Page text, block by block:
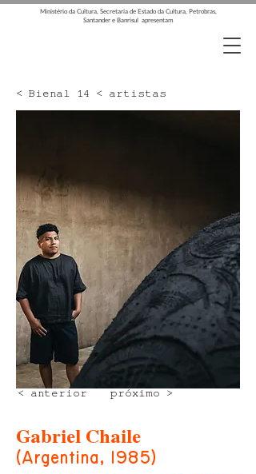
Ministério da Cultura, Secretaria de Estado da Cultura, Petrobras,
Santander e Banrisul apresentam
< Bienal 14 < artistas
próximo >
< anterior
Gabriel Chaile
(Argentina, 1985)